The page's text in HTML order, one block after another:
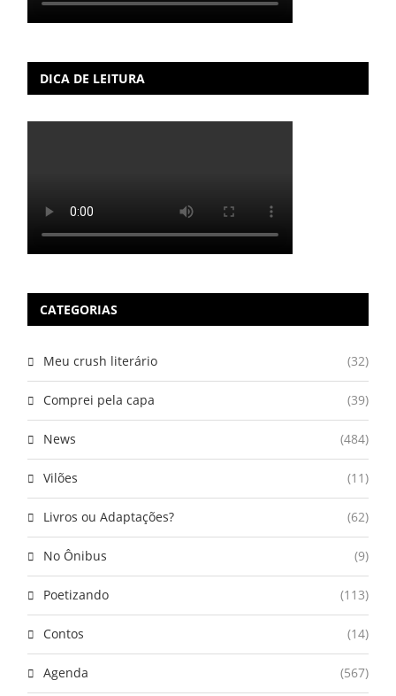
DICA DE LEITURA
CATEGORIAS
Meu crush literário (32)
Comprei pela capa (39)
News (484)
Vilões (11)
Livros ou Adaptações? (62)
No Ônibus (9)
Poetizando (113)
Contos (14)
Agenda (567)